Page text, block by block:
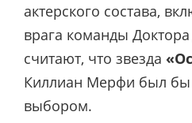
актерского состава,
врага команды
считают, что звезда
Киллиан Мерфи был
выбором.